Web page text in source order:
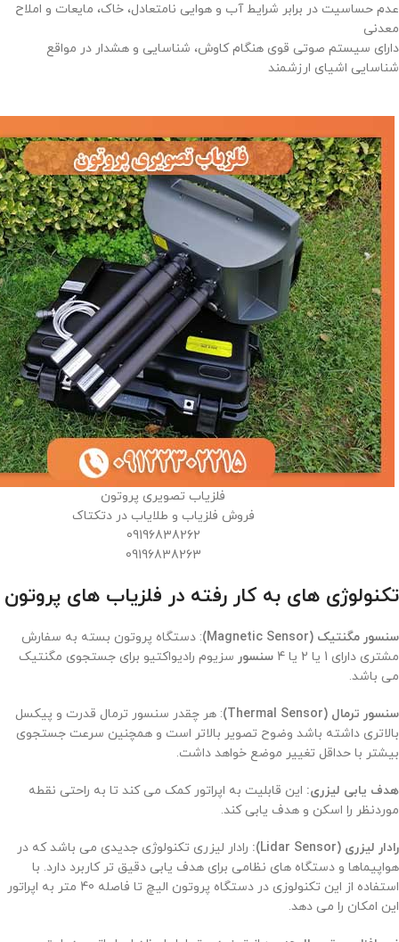
عدم حساسیت در برابر شرایط آب و هوایی نامتعادل، خاک، مایعات و املاح
معدنی
دارای سیستم صوتی قوی هنگام کاوش، شناسایی و هشدار در مواقع
شناسایی اشیای ارزشمند
فلزیاب تصویری پروتون
فروش فلزیاب و طلایاب در دتکتاک
09196838262
09196838263
تکنولوژی های به کار رفته در فلزیاب های پروتون
سنسور مگنتیک (Magnetic Sensor)
: دستگاه پروتون بسته به سفارش
مشتری دارای 1 یا 2 یا 4
سنسور سزیوم رادیواکتیو برای جستجوی مگنتیک
می باشد.
سنسور ترمال (Thermal Sensor)
: هر چقدر سنسور ترمال قدرت و پیکسل
بالاتری داشته باشد وضوح تصویر بالاتر است و همچنین سرعت جستجوی
بیشتر با حداقل تغییر موضع خواهد داشت.
هدف یابی لیزری: این قابلیت به اپراتور کمک می کند تا به راحتی نقطه
موردنظر را اسکن و هدف یابی کند.
رادار لیزری (Lidar Sensor):
رادار لیزری تکنولوژی جدیدی می باشد که در
هواپیماها و دستگاه های نظامی برای هدف یابی دقیق تر کاربرد دارد. با
استفاده از این تکنولوزی در دستگاه پروتون الیچ تا فاصله 40 متر به اپراتور
این امکان را می دهد.